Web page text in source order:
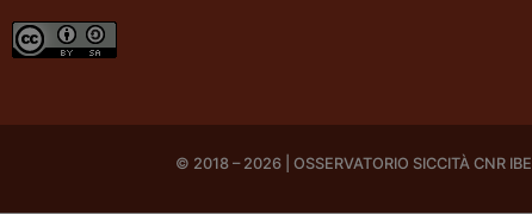
© 2018 – 2026 | OSSERVATORIO SICCITÀ CNR IBE